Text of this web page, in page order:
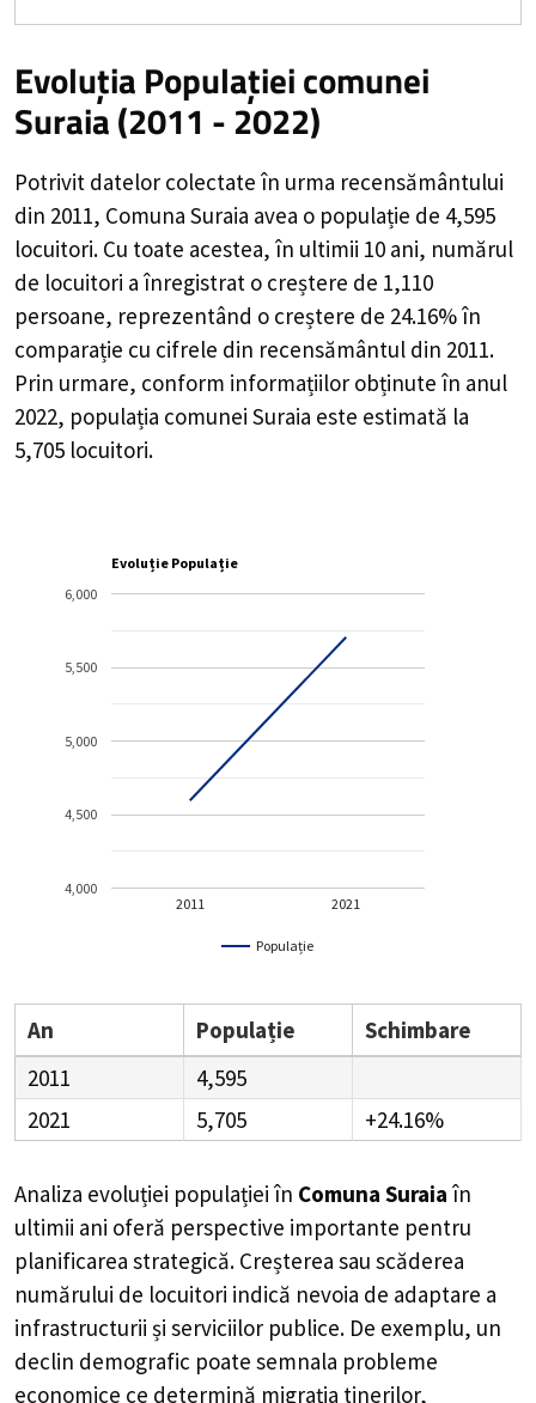
Evoluția Populației comunei
Suraia (2011 - 2022)
Potrivit datelor colectate în urma recensământului
din 2011, Comuna Suraia avea o populație de 4,595
locuitori. Cu toate acestea, în ultimii 10 ani, numărul
de locuitori a înregistrat o creștere de 1,110
persoane, reprezentând o creștere de 24.16%în
comparație cu cifrele din recensământul din 2011.
Prin urmare, conform informațiilor obținute în anul
2022, populația comunei Suraia este estimată la
5,705 locuitori.
Evoluție Populație
Populație
2011 2021
4,000
4,500
5,000
5,500
6,000
An Populație
Schimbare
2011
4,595
2021
5,705 +24.16%
Analiza evoluției populației în Comuna Suraia în
ultimii ani oferă perspective importante pentru
planificarea strategică. Creșterea sau scăderea
numărului de locuitori indică nevoia de adaptare a
infrastructurii și serviciilor publice. De exemplu, un
declin demografic poate semnala probleme
economice ce determină migrația tinerilor,